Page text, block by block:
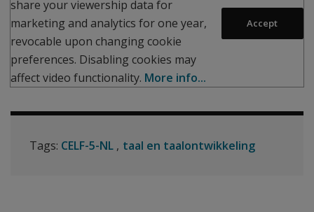
share your viewership data for
marketing and analytics for one year,
revocable upon changing cookie
preferences. Disabling cookies may
affect video functionality. More info...
Accept
Tags: CELF-5-NL taal en taalontwikkeling